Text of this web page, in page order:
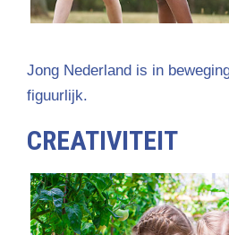
Jong Nederland is in
figuurlijk.
CREATIVITEIT